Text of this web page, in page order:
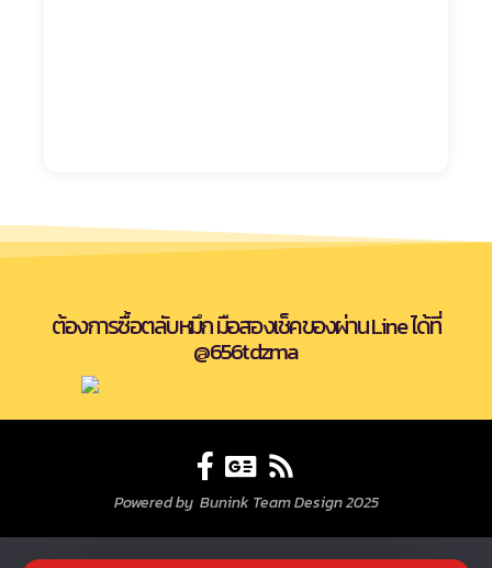
ต้องการซื้อตลับหมึก มือสองเช็คของผ่าน Line ได้ที่
@656tdzma
Powered by Bunink Team Design 2025